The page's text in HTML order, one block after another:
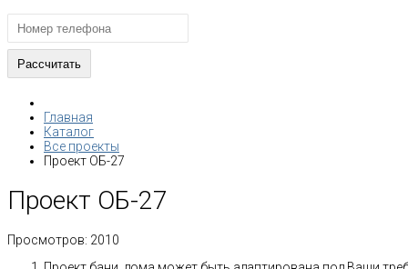
Главная
Каталог
Все проекты
Проект ОБ-27
Проект ОБ-27
Просмотров: 2010